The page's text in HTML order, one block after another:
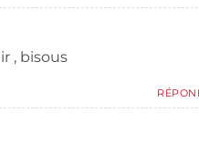
, bisous